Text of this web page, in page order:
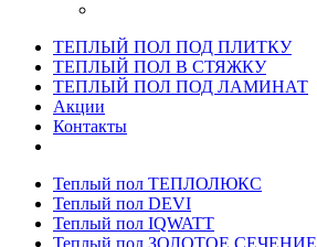
ТЕПЛЫЙ ПОЛ ПОД ПЛИТКУ
ТЕПЛЫЙ ПОЛ В СТЯЖКУ
ТЕПЛЫЙ ПОЛ ПОД ЛАМИНАТ
Акции
Контакты
Теплый пол ТЕПЛОЛЮКС
Теплый пол DEVI
Теплый пол IQWATT
Теплый пол ЗОЛОТОЕ СЕЧЕНИЕ